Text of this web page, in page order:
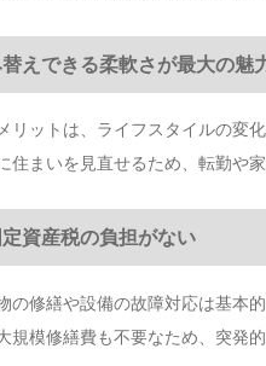
えできる柔軟さが最大の魅
リットは、ライフスタイルの変
住まいを見直せるため、転勤や
資産税の負担がない
の修繕や設備の故障対応は基本的
規模修繕費も不要なため、突発